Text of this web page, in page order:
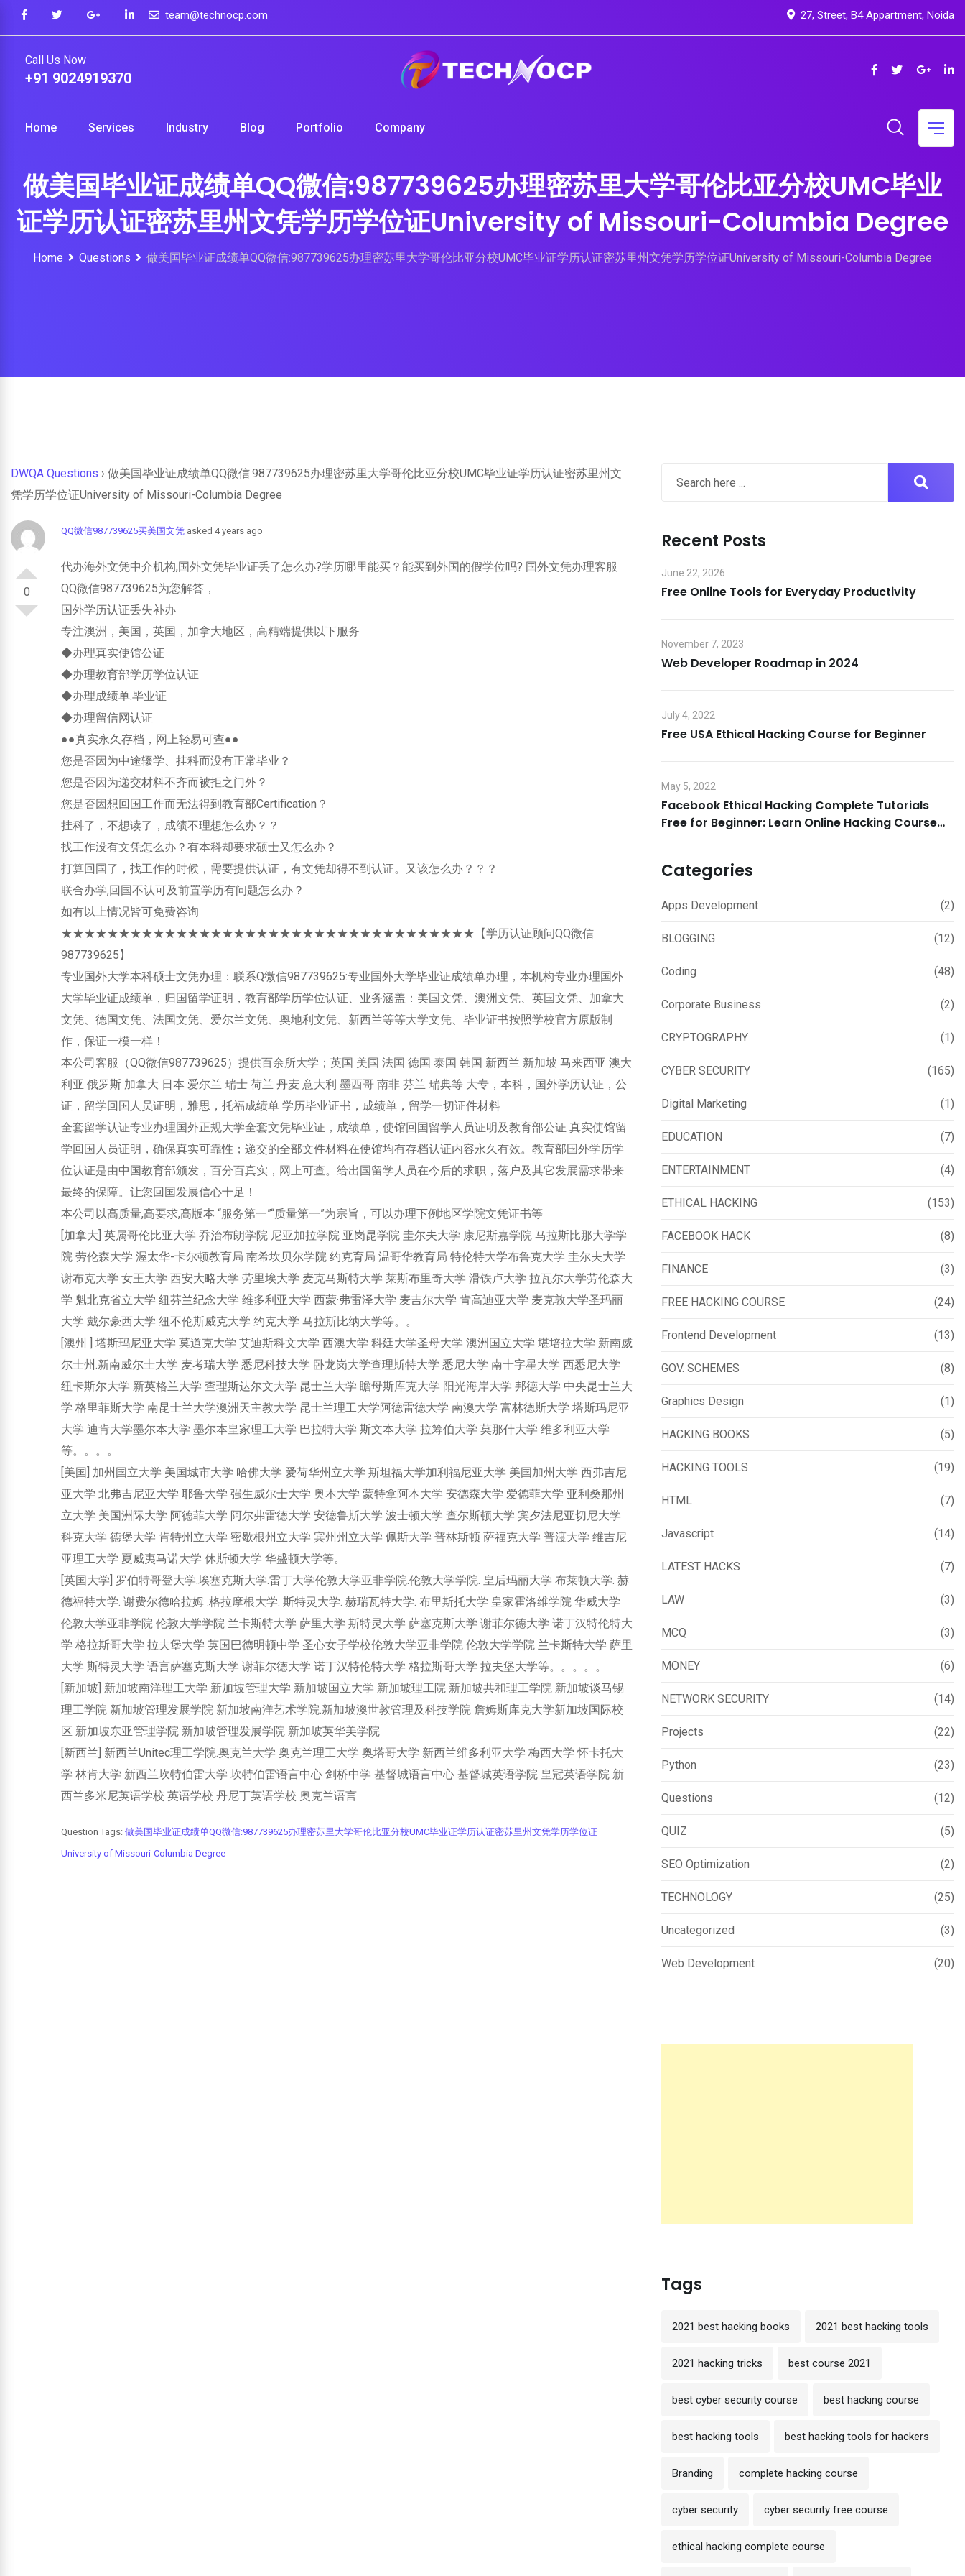
content
team@technocp.com 27, Street, B4 Appartment, Noida
Call Us Now
+91 9024919370
Home Services Industry Blog Portfolio Company
做美国毕业证成绩单QQ微信:987739625办理密苏里大学哥伦比亚分校UMC毕业
证学历认证密苏里州文凭学历学位证University of Missouri-Columbia Degree
Home Questions 做美国毕业证成绩单QQ微信:987739625办理密苏里大学哥伦比亚分校UMC毕业证学历认证密苏里州文凭学历学位证University of Missouri-Columbia Degree
DWQA Questions › 做美国毕业证成绩单QQ微信:987739625办理密苏里大学哥伦比亚分校UMC毕业证学历认证密苏里州文
凭学历学位证University of Missouri-Columbia Degree
0
QQ微信987739625买美国文凭 asked 4 years ago
代办海外文凭中介机构,国外文凭毕业证丢了怎么办?学历哪里能买？能买到外国的假学位吗? 国外文凭办理客服
QQ微信987739625为您解答，
国外学历认证丢失补办
专注澳洲，美国，英国，加拿大地区，高精端提供以下服务
◆办理真实使馆公证
◆办理教育部学历学位认证
◆办理成绩单.毕业证
◆办理留信网认证
●●真实永久存档，网上轻易可查●●
您是否因为中途辍学、挂科而没有正常毕业？
您是否因为递交材料不齐而被拒之门外？
您是否因想回国工作而无法得到教育部Certification？
挂科了，不想读了，成绩不理想怎么办？？
找工作没有文凭怎么办？有本科却要求硕士又怎么办？
打算回国了，找工作的时候，需要提供认证，有文凭却得不到认证。又该怎么办？？？
联合办学,回国不认可及前置学历有问题怎么办？
如有以上情况皆可免费咨询
★★★★★★★★★★★★★★★★★★★★★★★★★★★★★★★★★★★★【学历认证顾问QQ微信
987739625】
专业国外大学本科硕士文凭办理：联系Q微信987739625:专业国外大学毕业证成绩单办理，本机构专业办理国外
大学毕业证成绩单，归国留学证明，教育部学历学位认证、业务涵盖：美国文凭、澳洲文凭、英国文凭、加拿大
文凭、德国文凭、法国文凭、爱尔兰文凭、奥地利文凭、新西兰等等大学文凭、毕业证书按照学校官方原版制
作，保证一模一样！
本公司客服（QQ微信987739625）提供百余所大学；英国 美国 法国 德国 泰国 韩国 新西兰 新加坡 马来西亚 澳大
利亚 俄罗斯 加拿大 日本 爱尔兰 瑞士 荷兰 丹麦 意大利 墨西哥 南非 芬兰 瑞典等 大专，本科，国外学历认证，公
证，留学回国人员证明，雅思，托福成绩单 学历毕业证书，成绩单，留学一切证件材料
全套留学认证专业办理国外正规大学全套文凭毕业证，成绩单，使馆回国留学人员证明及教育部公证 真实使馆留
学回国人员证明，确保真实可靠性；递交的全部文件材料在使馆均有存档认证内容永久有效。教育部国外学历学
位认证是由中国教育部颁发，百分百真实，网上可查。给出国留学人员在今后的求职，落户及其它发展需求带来
最终的保障。让您回国发展信心十足！
本公司以高质量,高要求,高版本 “服务第一”“质量第一”为宗旨，可以办理下例地区学院文凭证书等
[加拿大] 英属哥伦比亚大学 乔治布朗学院 尼亚加拉学院 亚岗昆学院 圭尔夫大学 康尼斯嘉学院 马拉斯比那大学学
院 劳伦森大学 渥太华-卡尔顿教育局 南希坎贝尔学院 约克育局 温哥华教育局 特伦特大学布鲁克大学 圭尔夫大学
谢布克大学 女王大学 西安大略大学 劳里埃大学 麦克马斯特大学 莱斯布里奇大学 滑铁卢大学 拉瓦尔大学劳伦森大
学 魁北克省立大学 纽芬兰纪念大学 维多利亚大学 西蒙·弗雷泽大学 麦吉尔大学 肯高迪亚大学 麦克敦大学圣玛丽
大学 戴尔豪西大学 纽不伦斯威克大学 约克大学 马拉斯比纳大学等。。
[澳州 ] 塔斯玛尼亚大学 莫道克大学 艾迪斯科文大学 西澳大学 科廷大学圣母大学 澳洲国立大学 堪培拉大学 新南威
尔士州.新南威尔士大学 麦考瑞大学 悉尼科技大学 卧龙岗大学查理斯特大学 悉尼大学 南十字星大学 西悉尼大学
纽卡斯尔大学 新英格兰大学 查理斯达尔文大学 昆士兰大学 瞻母斯库克大学 阳光海岸大学 邦德大学 中央昆士兰大
学 格里菲斯大学 南昆士兰大学澳洲天主教大学 昆士兰理工大学阿德雷德大学 南澳大学 富林德斯大学 塔斯玛尼亚
大学 迪肯大学墨尔本大学 墨尔本皇家理工大学 巴拉特大学 斯文本大学 拉筹伯大学 莫那什大学 维多利亚大学
等。。。。
[美国] 加州国立大学 美国城市大学 哈佛大学 爱荷华州立大学 斯坦福大学加利福尼亚大学 美国加州大学 西弗吉尼
亚大学 北弗吉尼亚大学 耶鲁大学 强生威尔士大学 奥本大学 蒙特拿阿本大学 安德森大学 爱德菲大学 亚利桑那州
立大学 美国洲际大学 阿德菲大学 阿尔弗雷德大学 安德鲁斯大学 波士顿大学 查尔斯顿大学 宾夕法尼亚切尼大学
科克大学 德堡大学 肯特州立大学 密歇根州立大学 宾州州立大学 佩斯大学 普林斯顿 萨福克大学 普渡大学 维吉尼
亚理工大学 夏威夷马诺大学 休斯顿大学 华盛顿大学等。
[英国大学] 罗伯特哥登大学.埃塞克斯大学.雷丁大学伦敦大学亚非学院.伦敦大学学院. 皇后玛丽大学 布莱顿大学. 赫
德福特大学. 谢费尔德哈拉姆 .格拉摩根大学. 斯特灵大学. 赫瑞瓦特大学. 布里斯托大学 皇家霍洛维学院 华威大学
伦敦大学亚非学院 伦敦大学学院 兰卡斯特大学 萨里大学 斯特灵大学 萨塞克斯大学 谢菲尔德大学 诺丁汉特伦特大
学 格拉斯哥大学 拉夫堡大学 英国巴德明顿中学 圣心女子学校伦敦大学亚非学院 伦敦大学学院 兰卡斯特大学 萨里
大学 斯特灵大学 语言萨塞克斯大学 谢菲尔德大学 诺丁汉特伦特大学 格拉斯哥大学 拉夫堡大学等。。。。。
[新加坡] 新加坡南洋理工大学 新加坡管理大学 新加坡国立大学 新加坡理工院 新加坡共和理工学院 新加坡谈马锡
理工学院 新加坡管理发展学院 新加坡南洋艺术学院.新加坡澳世敦管理及科技学院 詹姆斯库克大学新加坡国际校
区 新加坡东亚管理学院 新加坡管理发展学院 新加坡英华美学院
[新西兰] 新西兰Unitec理工学院.奥克兰大学 奥克兰理工大学 奥塔哥大学 新西兰维多利亚大学 梅西大学 怀卡托大
学 林肯大学 新西兰坎特伯雷大学 坎特伯雷语言中心 剑桥中学 基督城语言中心 基督城英语学院 皇冠英语学院 新
西兰多米尼英语学校 英语学校 丹尼丁英语学校 奥克兰语言
Question Tags: 做美国毕业证成绩单QQ微信:987739625办理密苏里大学哥伦比亚分校UMC毕业证学历认证密苏里州文凭学历学位证
University of Missouri-Columbia Degree
Recent Posts
June 22, 2026
Free Online Tools for Everyday Productivity
November 7, 2023
Web Developer Roadmap in 2024
July 4, 2022
Free USA Ethical Hacking Course for Beginner
May 5, 2022
Facebook Ethical Hacking Complete Tutorials
Free for Beginner: Learn Online Hacking Course
Categories
Apps Development (2)
BLOGGING (12)
Coding (48)
Corporate Business (2)
CRYPTOGRAPHY (1)
CYBER SECURITY (165)
Digital Marketing (1)
EDUCATION (7)
ENTERTAINMENT (4)
ETHICAL HACKING (153)
FACEBOOK HACK (8)
FINANCE (3)
FREE HACKING COURSE (24)
Frontend Development (13)
GOV. SCHEMES (8)
Graphics Design (1)
HACKING BOOKS (5)
HACKING TOOLS (19)
HTML (7)
Javascript (14)
LATEST HACKS (7)
LAW (3)
MCQ (3)
MONEY (6)
NETWORK SECURITY (14)
Projects (22)
Python (23)
Questions (12)
QUIZ (5)
SEO Optimization (2)
TECHNOLOGY (25)
Uncategorized (3)
Web Development (20)
Tags
2021 best hacking books 2021 best hacking tools
2021 hacking tricks best course 2021
best cyber security course best hacking course
best hacking tools best hacking tools for hackers
Branding complete hacking course
cyber security cyber security free course
ethical hacking complete course